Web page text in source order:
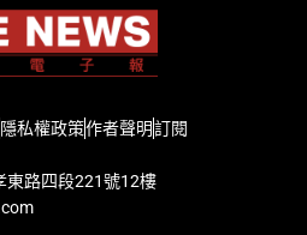
隱私權政策作者聲明訂閱
東路四段221號12樓